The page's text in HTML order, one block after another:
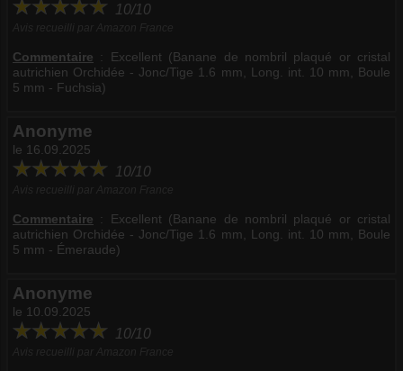
10/10
Commentaire : Excellent (Banane de nombril plaqué or cristal
autrichien Orchidée - Jonc/Tige 1.6 mm, Long. int. 10 mm, Boule
5 mm - Fuchsia)
Anonyme
le 16.09.2025
10/10
Commentaire : Excellent (Banane de nombril plaqué or cristal
autrichien Orchidée - Jonc/Tige 1.6 mm, Long. int. 10 mm, Boule
5 mm - Émeraude)
Anonyme
le 10.09.2025
10/10